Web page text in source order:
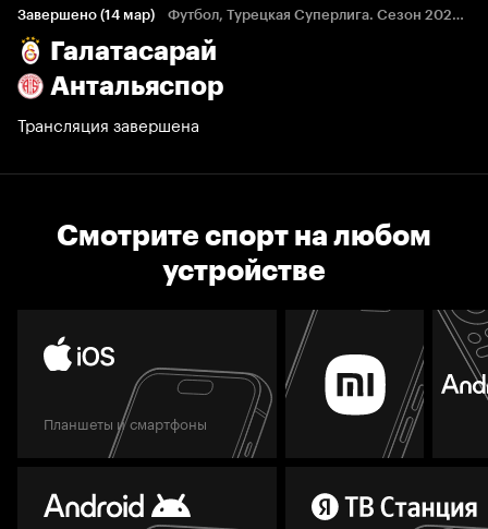
Завершено (14 мар) Футбол, Турецкая Суперлига. Сезон 2024/25
Галатасарай
Антальяспор
Трансляция завершена
Смотрите спорт на любом
устройстве
Планшеты и смартфоны